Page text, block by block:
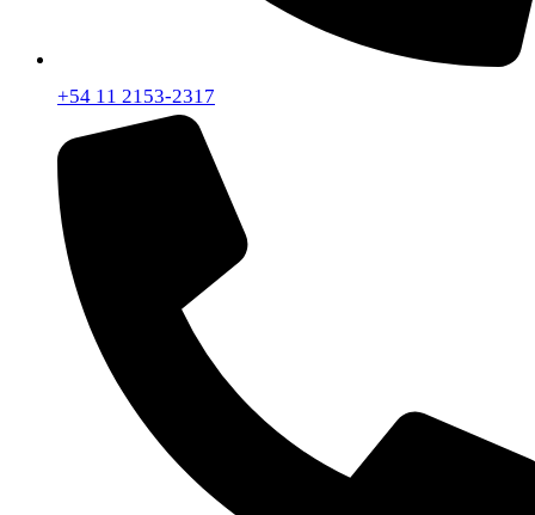
+54 11 2153-2317